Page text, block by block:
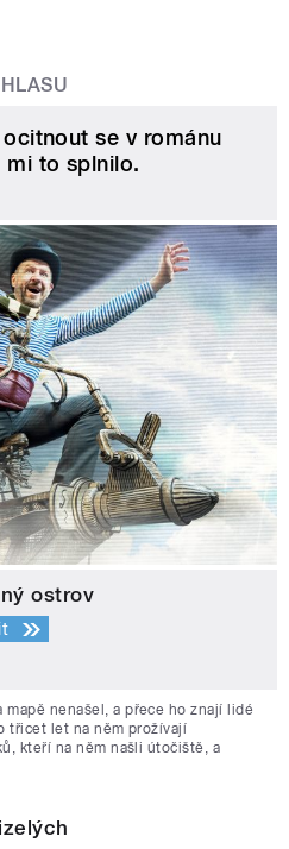
se v románu
mi to splnilo.
ostrov
nenašel, a přece ho znají lidé
třicet let na něm prožívají
kteří na něm našli útočiště, a